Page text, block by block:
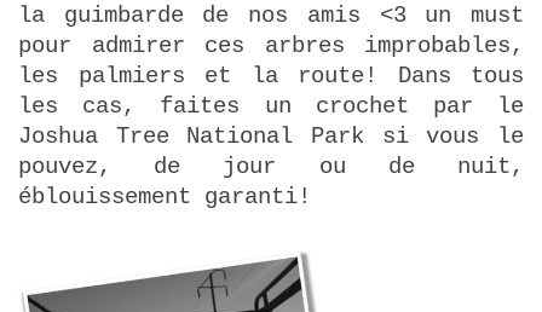
la guimbarde de nos amis <3 un must
pour admirer ces arbres improbables,
les palmiers et la route! Dans tous
les cas, faites un crochet par le
Joshua Tree National Park si vous le
pouvez, de jour ou de nuit,
éblouissement garanti!